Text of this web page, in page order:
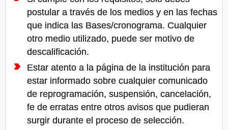
postular a través de los medios y en las fechas
que indica las Bases/cronograma. Cualquier
otro medio utilizado, puede ser motivo de
descalificación.
Estar atento a la página de la institución para
estar informado sobre cualquier comunicado
de reprogramación, suspensión, cancelación,
fe de erratas entre otros avisos que pudieran
surgir durante el proceso de selección.